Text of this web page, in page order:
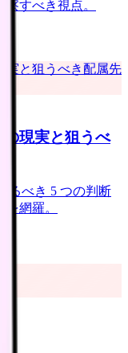
すべき視点。
現実と狙うべ
るべき 5 つの判断
網羅。